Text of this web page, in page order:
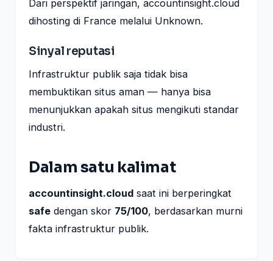
Dari perspektif jaringan, accountinsight.cloud
dihosting di France melalui Unknown.
Sinyal reputasi
Infrastruktur publik saja tidak bisa
membuktikan situs aman — hanya bisa
menunjukkan apakah situs mengikuti standar
industri.
Dalam satu kalimat
accountinsight.cloud saat ini berperingkat
safe dengan skor 75/100, berdasarkan murni
fakta infrastruktur publik.